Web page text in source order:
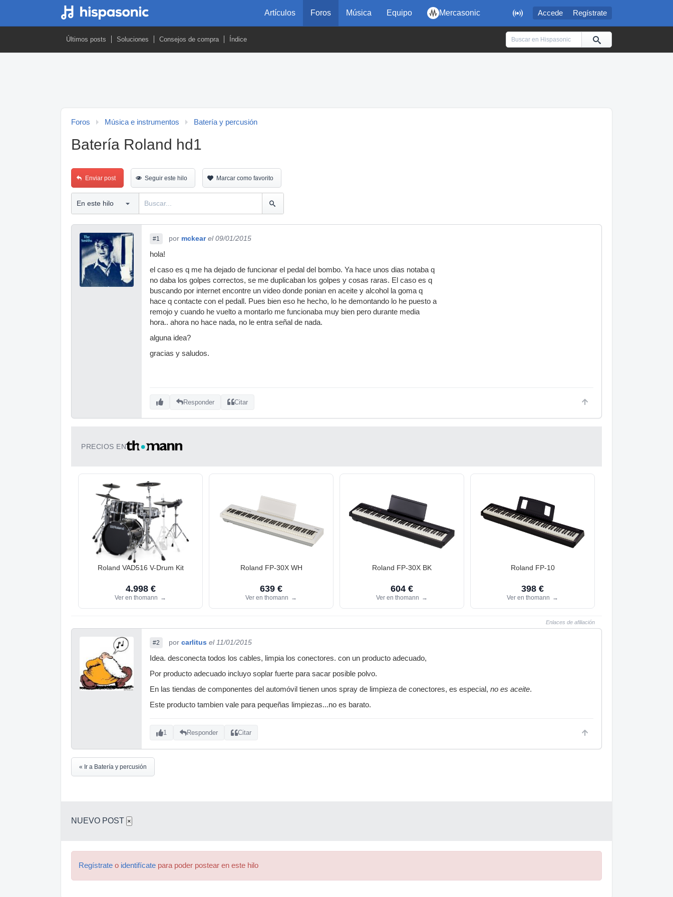
 Accede Regístrate
Artículos Foros Música Equipo Mercasonic
Últimos posts Soluciones Consejos de compra Índice
Foros Música e instrumentos Batería y percusión
Batería Roland hd1
Enviar post Seguir este hilo Marcar como favorito
#1 por mckear el 09/01/2015
hola!
el caso es q me ha dejado de funcionar el pedal del bombo. Ya hace unos dias notaba q
no daba los golpes correctos, se me duplicaban los golpes y cosas raras. El caso es q
buscando por internet encontre un video donde ponian en aceite y alcohol la goma q
hace q contacte con el pedall. Pues bien eso he hecho, lo he demontando lo he puesto a
remojo y cuando he vuelto a montarlo me funcionaba muy bien pero durante media
hora.. ahora no hace nada, no le entra señal de nada.
alguna idea?
gracias y saludos.
Responder Citar
PRECIOS EN
Roland VAD516 V-Drum Kit
4.998 €
Ver en thomann →
Roland FP-30X WH
639 €
Ver en thomann →
Roland FP-30X BK
604 €
Ver en thomann →
Roland FP-10
398 €
Ver en thomann →
Enlaces de afiliación
#2 por carlitus el 11/01/2015
Idea. desconecta todos los cables, limpia los conectores. con un producto adecuado,
Por producto adecuado incluyo soplar fuerte para sacar posible polvo.
En las tiendas de componentes del automóvil tienen unos spray de limpieza de conectores, es especial, no es aceite.
Este producto tambien vale para pequeñas limpiezas...no es barato.
1 Responder Citar
« Ir a Batería y percusión
NUEVO POST ×
Regístrate o identifícate para poder postear en este hilo